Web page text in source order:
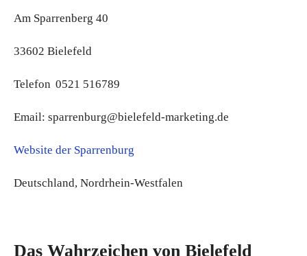
Am Sparrenberg 40
33602 Bielefeld
Telefon 0521 516789
Email: sparrenburg@bielefeld-marketing.de
Website der Sparrenburg
Deutschland, Nordrhein-Westfalen
Das Wahrzeichen von Bielefeld